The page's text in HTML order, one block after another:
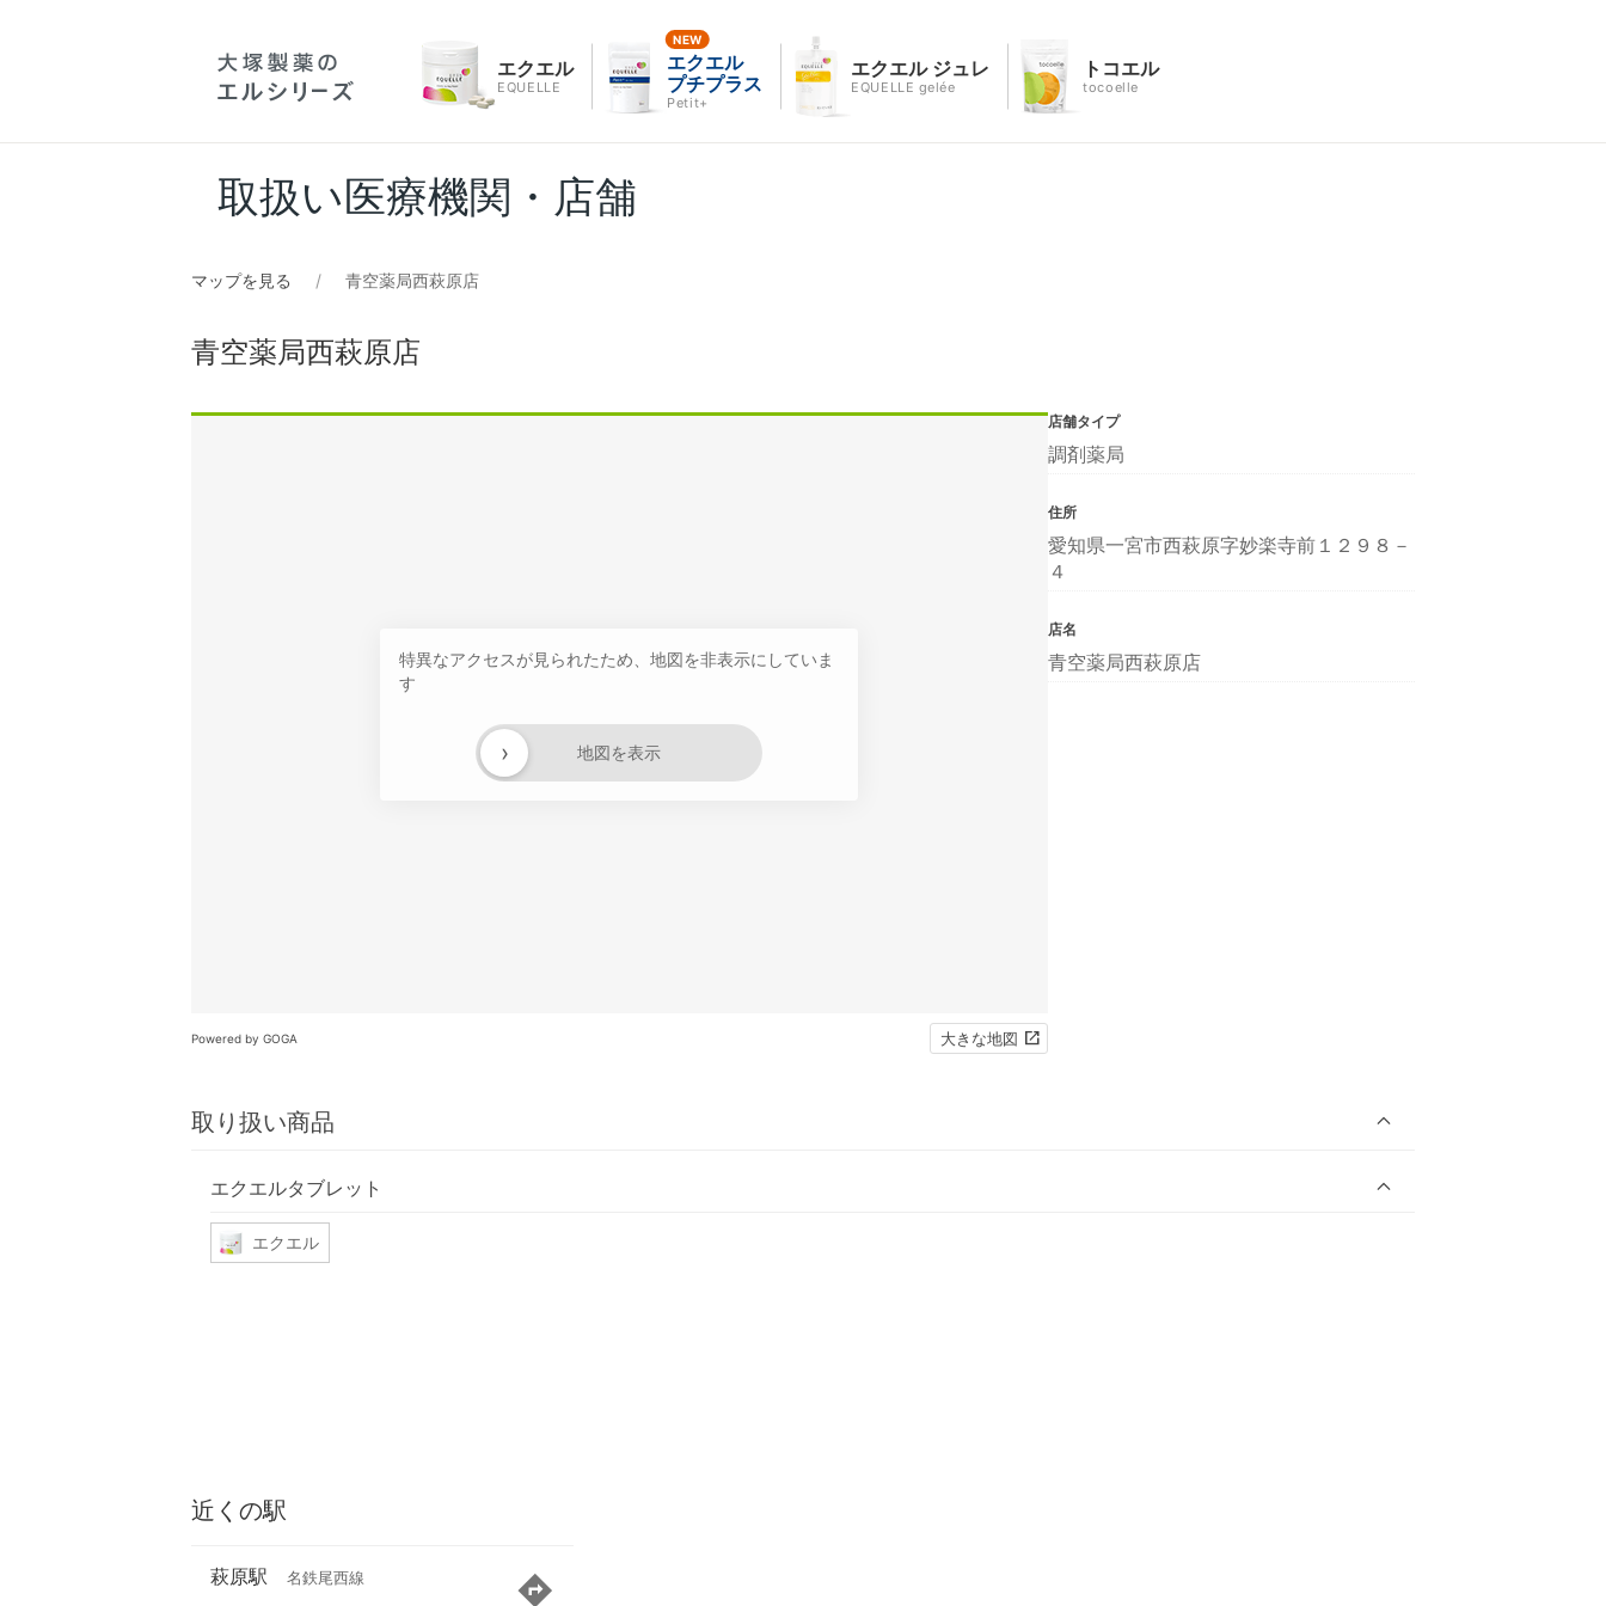
エクエル
EQUELLE
エクエル
プチプラス
Petit+
エクエル ジュレ
EQUELLE gelée
トコエル
tocoelle
取扱い医療機関・店舗
マップを見る 青空薬局西萩原店
青空薬局西萩原店
特異なアクセスが見られたため、地図を非表示にしていま
す
地図を表示
›
Powered by GOGA 大きな地図
取り扱い商品
エクエルタブレット
エクエル
店舗タイプ
調剤薬局
住所
愛知県一宮市西萩原字妙楽寺前１２９８－
４
店名
青空薬局西萩原店
近くの駅
萩原駅 名鉄尾西線